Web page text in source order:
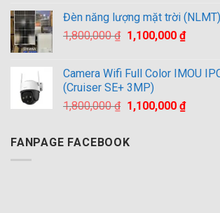
2,500,000 ₫.là:
Đèn năng lượng mặt trời
1,800,000₫ Giá
1,800,000 ₫.
1,100,000 ₫Giá
là:
Camera Wifi Full Color IMOU
(Cruiser SE+ 3MP)
1,800,000₫ Giá
là:
1,800,000 ₫.
1,100,000 ₫Giá
FANPAGE FACEBOOK